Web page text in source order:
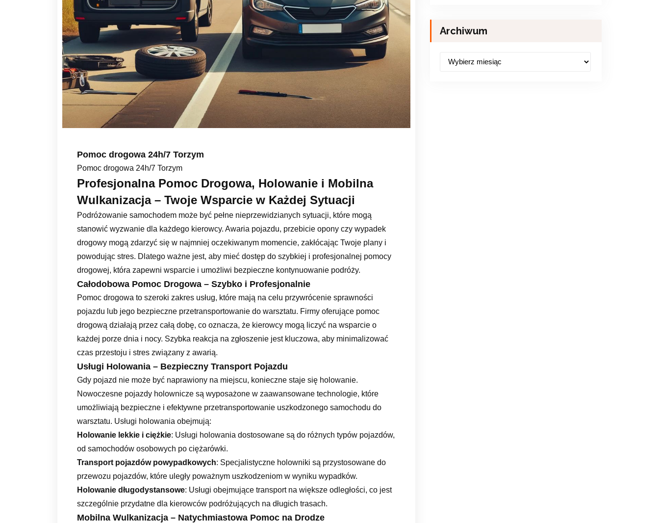
Pomoc drogowa 24h/7 Torzym
Pomoc drogowa 24h/7 Torzym
Profesjonalna Pomoc Drogowa, Holowanie i Mobilna
Wulkanizacja – Twoje Wsparcie w Każdej Sytuacji
Podróżowanie samochodem może być pełne nieprzewidzianych sytuacji, które mogą
stanowić wyzwanie dla każdego kierowcy. Awaria pojazdu, przebicie opony czy wypadek
drogowy mogą zdarzyć się w najmniej oczekiwanym momencie, zakłócając Twoje plany i
powodując stres. Dlatego ważne jest, aby mieć dostęp do szybkiej i profesjonalnej pomocy
drogowej, która zapewni wsparcie i umożliwi bezpieczne kontynuowanie podróży.
Całodobowa Pomoc Drogowa – Szybko i Profesjonalnie
Pomoc drogowa to szeroki zakres usług, które mają na celu przywrócenie sprawności
pojazdu lub jego bezpieczne przetransportowanie do warsztatu. Firmy oferujące pomoc
drogową działają przez całą dobę, co oznacza, że kierowcy mogą liczyć na wsparcie o
każdej porze dnia i nocy. Szybka reakcja na zgłoszenie jest kluczowa, aby minimalizować
czas przestoju i stres związany z awarią.
Usługi Holowania – Bezpieczny Transport Pojazdu
Gdy pojazd nie może być naprawiony na miejscu, konieczne staje się holowanie.
Nowoczesne pojazdy holownicze są wyposażone w zaawansowane technologie, które
umożliwiają bezpieczne i efektywne przetransportowanie uszkodzonego samochodu do
warsztatu. Usługi holowania obejmują:
Holowanie lekkie i ciężkie: Usługi holowania dostosowane są do różnych typów pojazdów,
od samochodów osobowych po ciężarówki.
Transport pojazdów powypadkowych: Specjalistyczne holowniki są przystosowane do
przewozu pojazdów, które uległy poważnym uszkodzeniom w wyniku wypadków.
Holowanie długodystansowe: Usługi obejmujące transport na większe odległości, co jest
szczególnie przydatne dla kierowców podróżujących na długich trasach.
Mobilna Wulkanizacja – Natychmiastowa Pomoc na Drodze
Archiwum